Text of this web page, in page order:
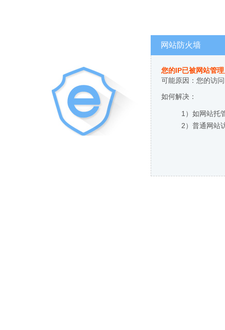
网站防火墙
您的IP已被网站管
可能原因：您的访
如何解决：
1）如网站托
2）普通网站